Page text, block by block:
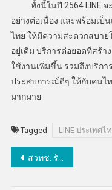
ทั้งนี้ในปี 2564 LINE จะ
อย่างต่อเนื่อง และพร้อมเ
ไทย ให้มีความสะดวกสบา
อยู่เดิม บริการต่อยอดที่สร้
ใช้งานเพิ่มขึ้น รวมถึงบริกา
ประสบการณ์ดีๆ ให้กับคนไ
มากมาย
Tagged LINE ประเทศไ
แนะแนว
สวทช. รับมอบผลิตภัณฑ์น้ำยาฆ่าเชื้อ Benzion จาก “ยูนิซิล กรุ๊ป”